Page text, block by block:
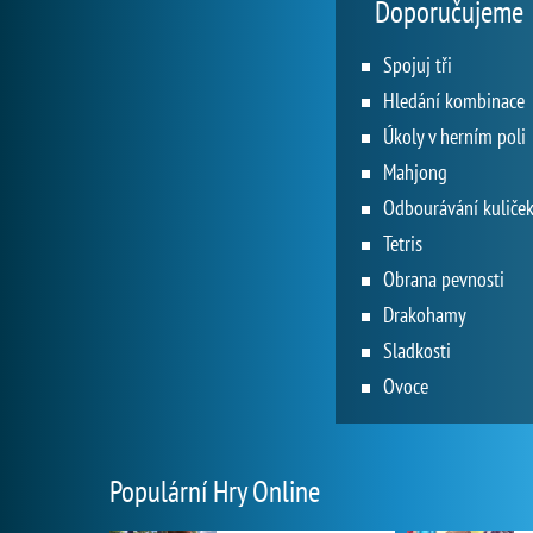
Doporučujeme
Spojuj tři
Hledání kombinace
Úkoly v herním poli
Mahjong
Odbourávání kuliček
Tetris
Obrana pevnosti
Drakohamy
Sladkosti
Ovoce
Populární Hry Online